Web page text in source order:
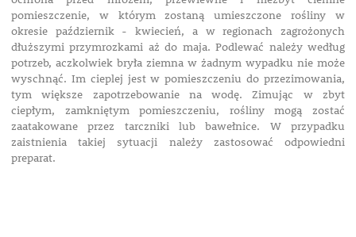
pomieszczenie, w którym zostaną umieszczone rośliny w
okresie październik - kwiecień, a w regionach zagrożonych
dłuższymi przymrozkami aż do maja. Podlewać należy według
potrzeb, aczkolwiek bryła ziemna w żadnym wypadku nie może
wyschnąć. Im cieplej jest w pomieszczeniu do przezimowania,
tym większe zapotrzebowanie na wodę. Zimując w zbyt
ciepłym, zamkniętym pomieszczeniu, rośliny mogą zostać
zaatakowane przez tarczniki lub bawełnice. W przypadku
zaistnienia takiej sytuacji należy zastosować odpowiedni
preparat.